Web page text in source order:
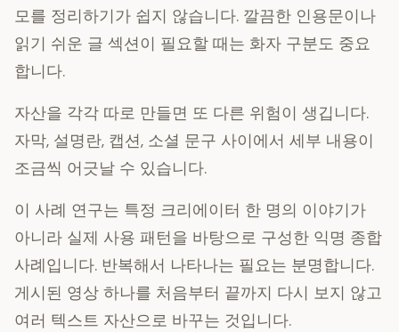
모를 정리하기가 쉽지 않습니다. 깔끔한 인용문이나
읽기 쉬운 글 섹션이 필요할 때는 화자 구분도 중요
합니다.
자산을 각각 따로 만들면 또 다른 위험이 생깁니다.
자막, 설명란, 캡션, 소셜 문구 사이에서 세부 내용이
조금씩 어긋날 수 있습니다.
이 사례 연구는 특정 크리에이터 한 명의 이야기가
아니라 실제 사용 패턴을 바탕으로 구성한 익명 종합
사례입니다. 반복해서 나타나는 필요는 분명합니다.
게시된 영상 하나를 처음부터 끝까지 다시 보지 않고
여러 텍스트 자산으로 바꾸는 것입니다.